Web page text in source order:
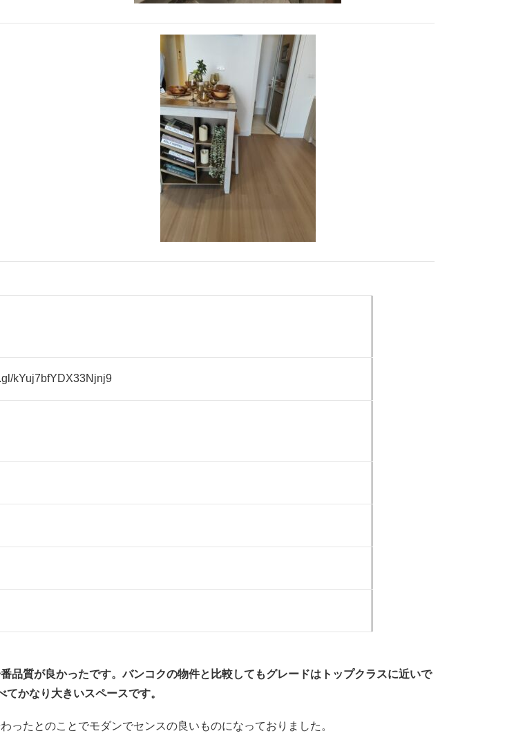
kYuj7bfYDX33Njnj9
品質が良かったです。バンコクの物件と比較してもグレードはトップクラスに近いで
かなり大きいスペースです。
ったとのことでモダンでセンスの良いものになっておりました。